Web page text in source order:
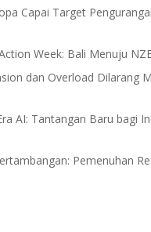
Capai Target
Week: Bali Menuju
dan Overload Dilarang
AI: Tantangan Baru bagi
Pemenuhan